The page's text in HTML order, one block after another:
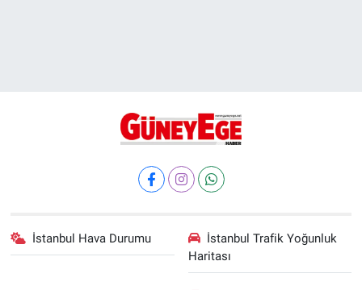
İstanbul Hava Durumu
İstanbul Trafik Yoğunluk
Haritası